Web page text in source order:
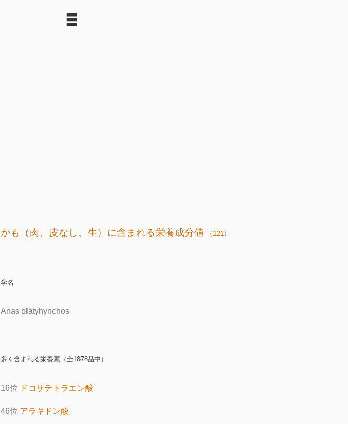
かも（肉、皮なし、生）に含まれる栄養成分値 （121）
学名
Anas platyhynchos
多く含まれる栄養素（全1878品中）
16位 ドコサテトラエン酸
46位 アラキドン酸